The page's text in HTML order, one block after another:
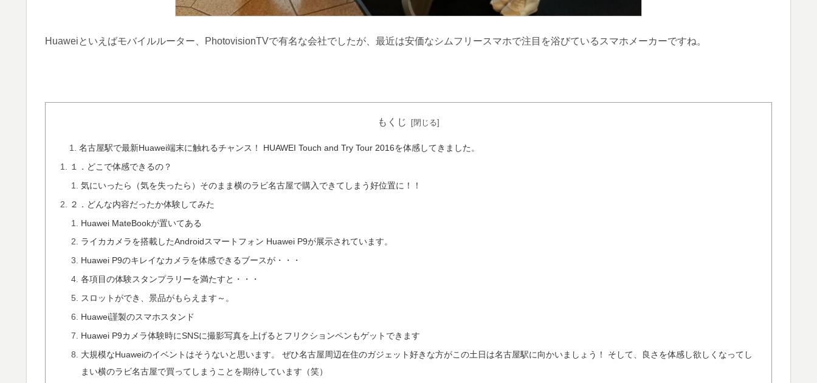
Huaweiといえばモバイルルーター、PhotovisionTVで有名な会社でしたが、最近は安価なシムフリースマホで注目を浴びているスマホメーカーですね。
もくじ
名古屋駅で最新Huawei端末に触れるチャンス！ HUAWEI Touch and Try Tour 2016を体感してきました。
１．どこで体感できるの？
気にいったら（気を失ったら）そのまま横のラビ名古屋で購入できてしまう好位置に！！
２．どんな内容だったか体験してみた
Huawei MateBookが置いてある
ライカカメラを搭載したAndroidスマートフォン Huawei P9が展示されています。
Huawei P9のキレイなカメラを体感できるブースが・・・
各項目の体験スタンプラリーを満たすと・・・
スロットができ、景品がもらえます～。
Huawei謹製のスマホスタンド
Huawei P9カメラ体験時にSNSに撮影写真を上げるとフリクションペンもゲットできます
大規模なHuaweiのイベントはそうないと思います。 ぜひ名古屋周辺在住のガジェット好きな方がこの土日は名古屋駅に向かいましょう！ そして、良さを体感し欲しくなってし
まい横のラビ名古屋で買ってしまうことを期待しています（笑）